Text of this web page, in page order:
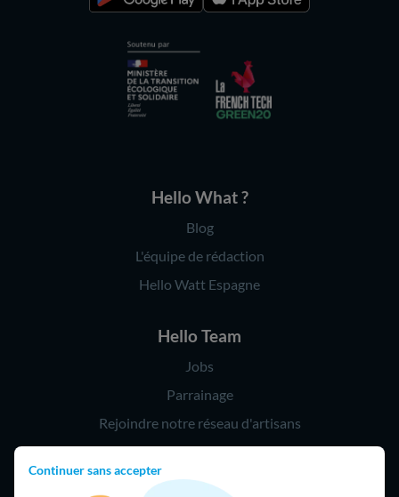
Continuer sans accepter
Hello What ?
Blog
L'équipe de rédaction
Hello Watt Espagne
Hello Team
Jobs
Parrainage
Rejoindre notre réseau d'artisans